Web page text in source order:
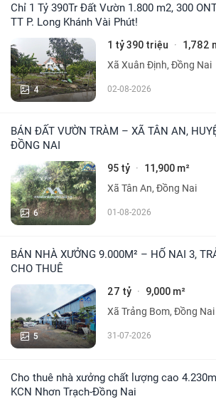
Chỉ 1 Tỷ 390Tr Đất Vườn 1.800 m2, 300 ONT, Nhà Cấp 4, Cách
TT P. Long Khánh Vài Phút!
4
1 tỷ 390 triệu · 1,782
Xã Xuân Định, Đồng Nai
02-08-2026
BÁN ĐẤT VƯỜN TRÀM – XÃ TÂN AN, HUYỆN VĨNH CỬU,
ĐỒNG NAI
6
95 tỷ · 11,900 m²
Xã Tân An, Đồng Nai
01-08-2026
BÁN NHÀ XƯỞNG 9.000M² – HỐ NAI 3, TRẢNG BOM – ĐANG
CHO THUÊ
5
27 tỷ · 9,000 m²
Xã Trảng Bom, Đồng Nai
31-07-2026
Cho thuê nhà xưởng chất lượng cao 4.230m2 chỉ 470 triệu.
KCN Nhơn Trạch-Đồng Nai